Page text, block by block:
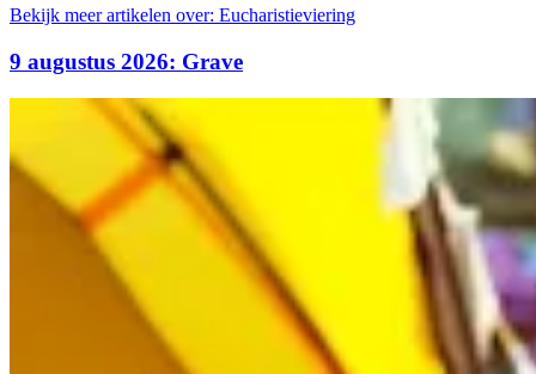
Bekijk meer artikelen over: Eucharistieviering
9 augustus 2026: Grave